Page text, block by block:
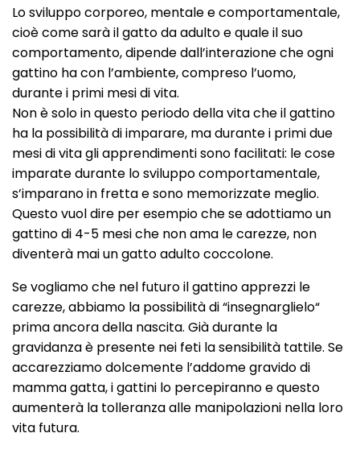
Lo sviluppo corporeo, mentale e comportamentale,
cioè come sarà il gatto da adulto e quale il suo
comportamento, dipende dall’interazione che ogni
gattino ha con l’ambiente, compreso l’uomo,
durante i primi mesi di vita.
Non è solo in questo periodo della vita che il gattino
ha la possibilità di imparare, ma durante i primi due
mesi di vita gli apprendimenti sono facilitati: le cose
imparate durante lo sviluppo comportamentale,
s’imparano in fretta e sono memorizzate meglio.
Questo vuol dire per esempio che se adottiamo un
gattino di 4-5 mesi che non ama le carezze, non
diventerà mai un gatto adulto coccolone.
Se vogliamo che nel futuro il gattino apprezzi le
carezze, abbiamo la possibilità di “insegnarglielo“
prima ancora della nascita. Già durante la
gravidanza è presente nei feti la sensibilità tattile. Se
accarezziamo dolcemente l’addome gravido di
mamma gatta, i gattini lo percepiranno e questo
aumenterà la tolleranza alle manipolazioni nella loro
vita futura.